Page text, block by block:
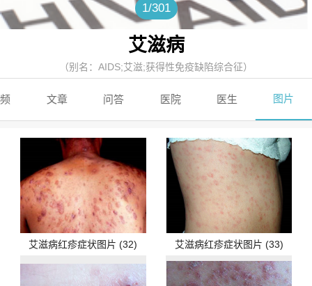
1/301
艾滋病
（别名：AIDS;艾滋;获得性免疫缺陷综合征）
文章 问答 医院 医生 图片
艾滋病红疹症状图片 (32) 艾滋病红疹症状图片 (33)